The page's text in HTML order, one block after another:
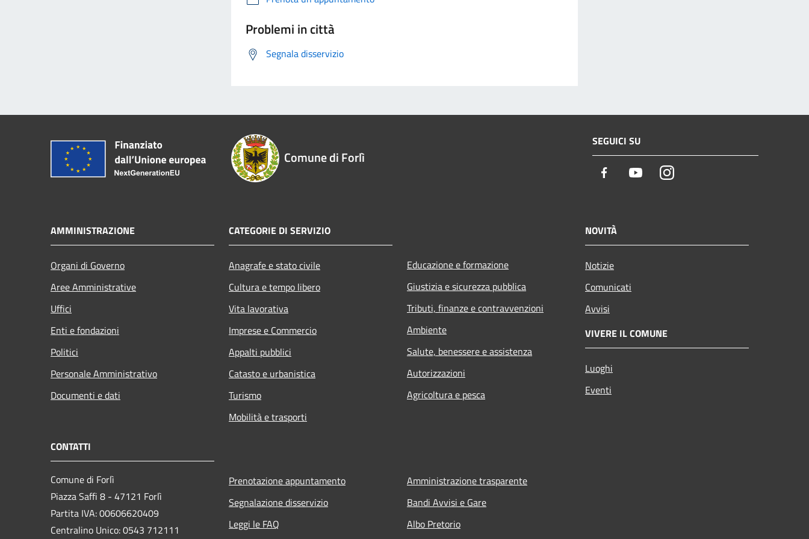
Problemi in città
Segnala disservizio
Comune di Forlì
SEGUICI SU
Facebook YoutubeInstagram
AMMINISTRAZIONE
Organi di Governo
Aree Amministrative
Uffici
Enti e fondazioni
Politici
Personale Amministrativo
Documenti e dati
CATEGORIE DI SERVIZIO
Anagrafe e stato civile
Cultura e tempo libero
Vita lavorativa
Imprese e Commercio
Appalti pubblici
Catasto e urbanistica
Turismo
Mobilità e trasporti
Educazione e formazione
Giustizia e sicurezza pubblica
Tributi, finanze e contravvenzioni
Ambiente
Salute, benessere e assistenza
Autorizzazioni
Agricoltura e pesca
NOVITÀ
Notizie
Comunicati
Avvisi
VIVERE IL COMUNE
Luoghi
Eventi
CONTATTI
Comune di Forlì
Piazza Saffi 8 - 47121 Forlì
Partita IVA: 00606620409
Centralino Unico: 0543 712111
Prenotazione appuntamento
Segnalazione disservizio
Leggi le FAQ
Amministrazione trasparente
Bandi Avvisi e Gare
Albo Pretorio